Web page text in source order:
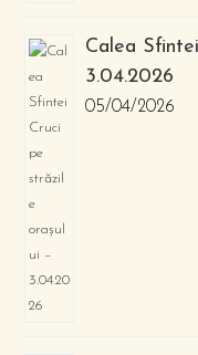
Calea
3.04.2026
05/04/2026